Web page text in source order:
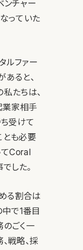
ンチャー
っていた
ルファー
ると、
たちは、
業家相手
受けて
とも必要
てCoral
した。
る割合は
中で1番目
ごく一
戦略、採